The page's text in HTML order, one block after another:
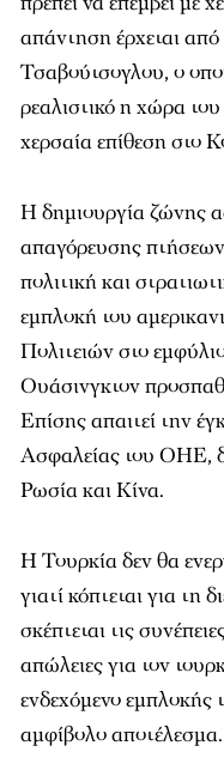
απάντηση έρχεται
Τσαβούτσογλου, ο
ρεαλιστικό η χώρα
χερσαία επίθεση στο
Η δημιουργία ζώνης
απαγόρευσης πτήσεων
πολιτική και
εμπλοκή του
Πολιτειών στο
Ουάσινγκτον
Επίσης απαιτεί την
Ασφαλείας του ΟΗΕ,
Ρωσία και Κίνα.
Η Τουρκία δεν θα
γιατί κόπτεται για τη
σκέπτεται τις
απώλειες για τον
ενδεχόμενο εμπλοκής
αμφίβολο αποτέλεσμα.